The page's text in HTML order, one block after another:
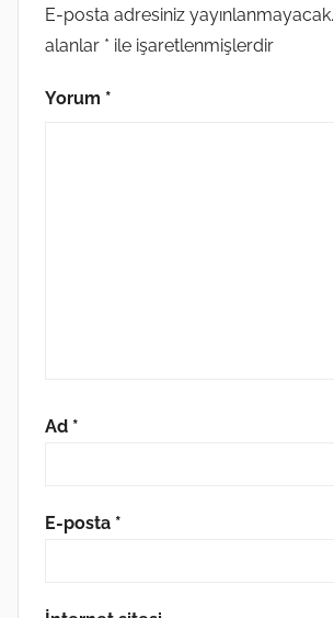
E-posta adresiniz yayınlanmayacak.
alanlar * ile işaretlenmişlerdir
Yorum *
Ad *
E-posta *